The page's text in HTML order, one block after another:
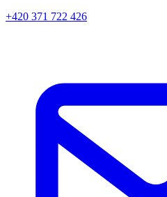
+420 371 722 426